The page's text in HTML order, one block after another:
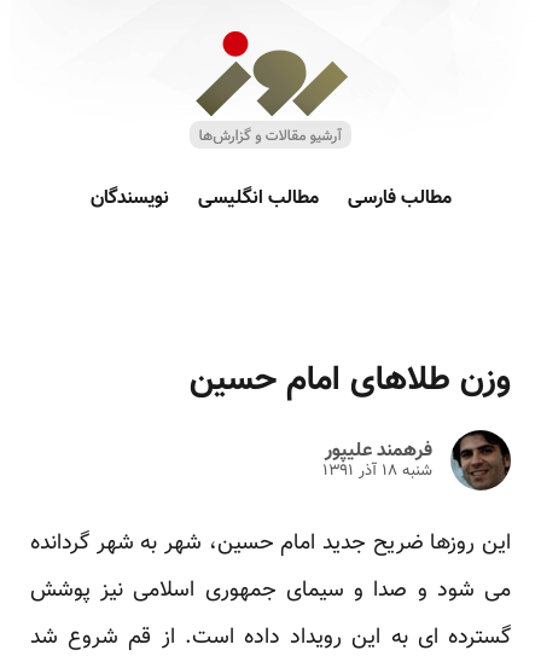
مطالب فارسی مطالب انگلیسی نویسندگان
وزن طلاهای امام حسین
فرهمند علیپور
شنبه ۱۸ آذر ۱۳۹۱
این روزها ضریح جدید امام حسین، شهر به شهر گردانده
می شود و صدا و سیمای جمهوری اسلامی نیز پوشش
گسترده ای به این رویداد داده است. از قم شروع شد